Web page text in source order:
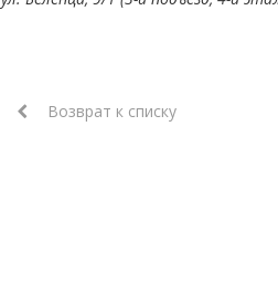
Возврат к списку